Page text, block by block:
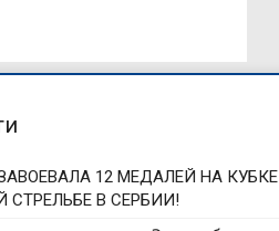
12 МЕДАЛЕЙ НА КУБКЕ
В СЕРБИИ!